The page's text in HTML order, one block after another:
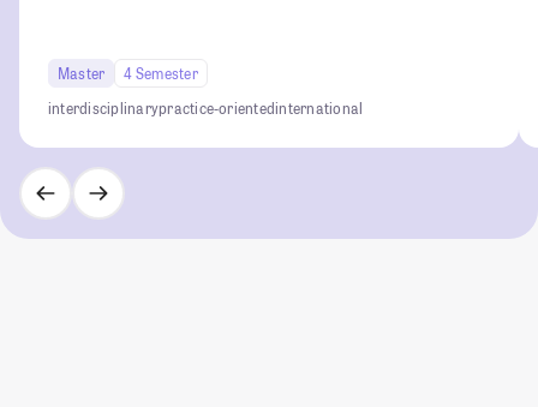
Master
4 Semester
interdisciplinarypractice-orientedinternational